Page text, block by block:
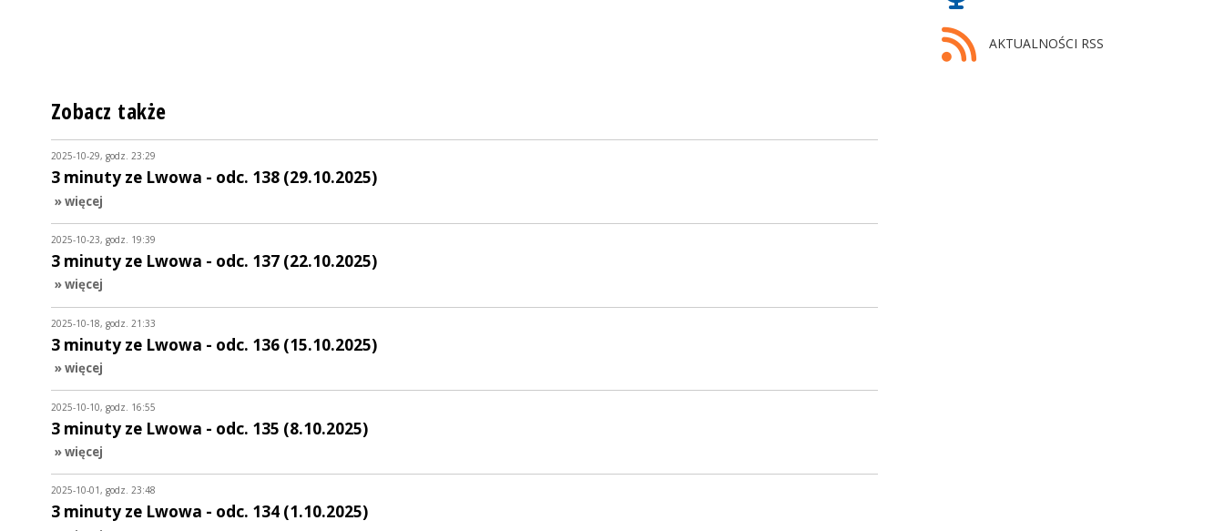
AKTUALNOŚCI RSS
Zobacz także
2025-10-29, godz. 23:29
3 minuty ze Lwowa - odc. 138 (29.10.2025)
» więcej
2025-10-23, godz. 19:39
3 minuty ze Lwowa - odc. 137 (22.10.2025)
» więcej
2025-10-18, godz. 21:33
3 minuty ze Lwowa - odc. 136 (15.10.2025)
» więcej
2025-10-10, godz. 16:55
3 minuty ze Lwowa - odc. 135 (8.10.2025)
» więcej
2025-10-01, godz. 23:48
3 minuty ze Lwowa - odc. 134 (1.10.2025)